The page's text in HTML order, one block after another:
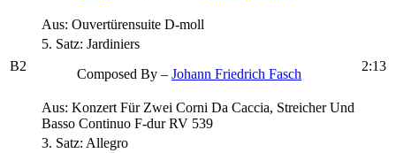
Aus: Ouvertürensuite D-moll
B2
5. Satz: Jardiniers
Composed By – Johann Friedrich Fasch
2:13
Aus: Konzert Für Zwei Corni Da Caccia, Streicher Und
Basso Continuo F-dur RV 539
3. Satz: Allegro